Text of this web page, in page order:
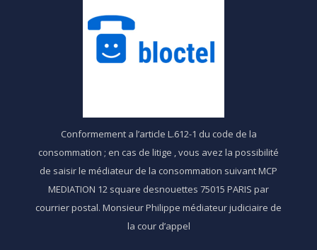
Conformement a l’article L.612-1 du code de la
consommation ; en cas de litige , vous avez la possibilité
de saisir le médiateur de la consommation suivant MCP
MEDIATION 12 square desnouettes 75015 PARIS par
courrier postal. Monsieur Philippe médiateur judiciaire de
la cour d’appel